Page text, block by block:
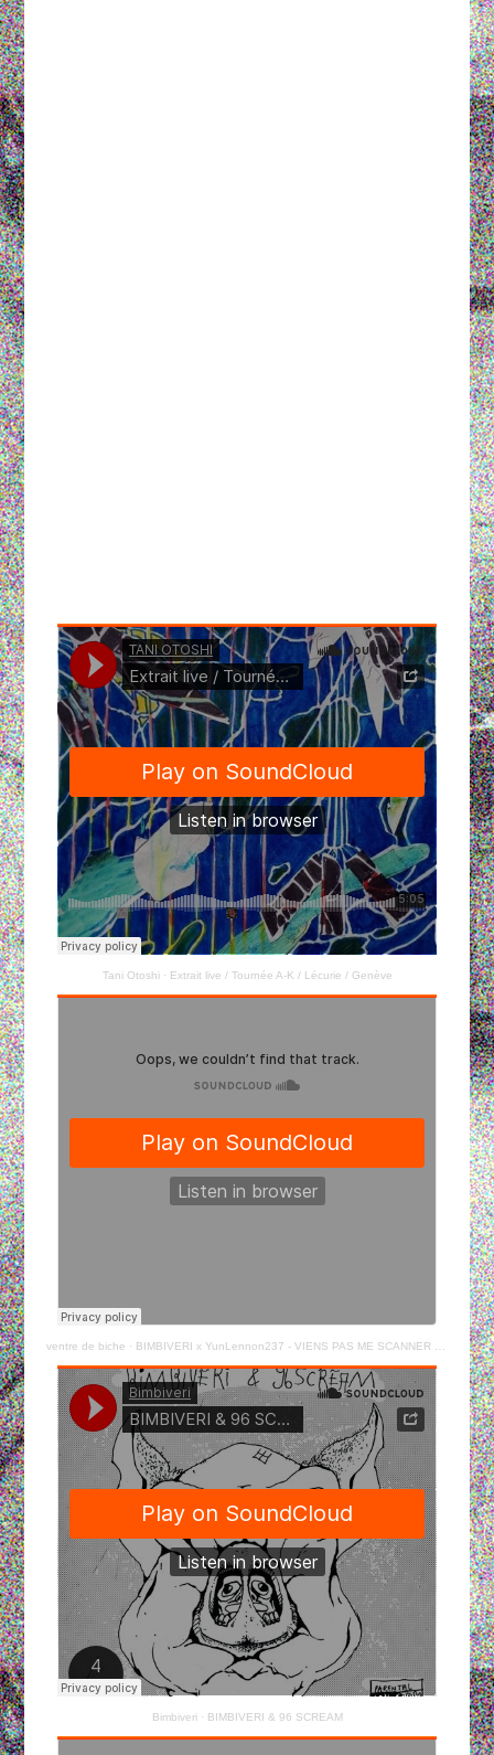
Tani Otoshi· Extrait live / Tournée A-K / Lécurie / Genève
ventre de biche · BIMBIVERI x YunLennon237 - VIENS PAS ME SCANNER (prod.ChaseLong)
Bimbiveri· BIMBIVERI & 96 SCREAM